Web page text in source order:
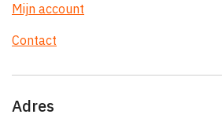
Mijn account
Contact
Adres